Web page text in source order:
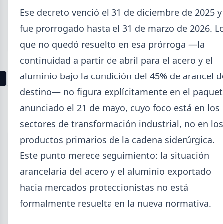
La producción mundial de acero crudo alcanzó
acumulado enero-junio retrocede 0,7%.
3 4 5 6 7 8 9 10 11 12 13
Buscar
2026
Agosto (4)
Julio (9)
Ese decreto venció el 31 de diciembre de 2025 y
fue prorrogado hasta el 31 de marzo de 2026.
que no quedó resuelto en esa prórroga —la
continuidad a partir de abril para el acero y el
aluminio bajo la condición del 45% de arancel
destino— no figura explícitamente en el
anunciado el 21 de mayo, cuyo foco está en los
sectores de transformación industrial, no en los
productos primarios de la cadena siderúrgica.
Este punto merece seguimiento: la situación
arancelaria del acero y el aluminio exportado
hacia mercados proteccionistas no está
formalmente resuelta en la nueva normativa.